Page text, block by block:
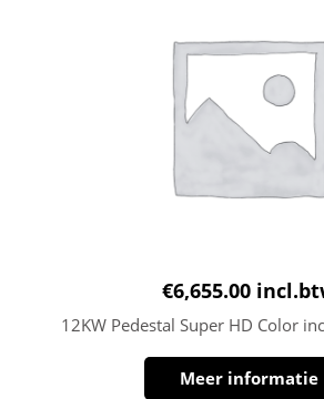
€6,655.00
12KW Pedestal Super HD Color
Meer informatie